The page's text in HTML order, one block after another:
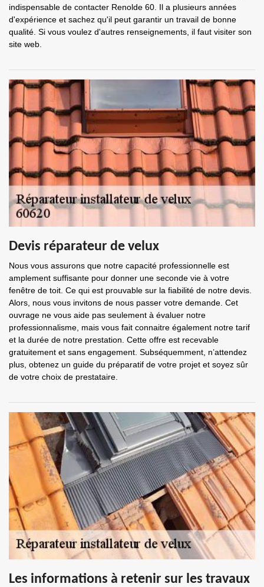
indispensable de contacter Renolde 60. Il a plusieurs années
d'expérience et sachez qu'il peut garantir un travail de bonne
qualité. Si vous voulez d'autres renseignements, il faut visiter son
site web.
Devis réparateur de velux
Nous vous assurons que notre capacité professionnelle est
amplement suffisante pour donner une seconde vie à votre
fenêtre de toit. Ce qui est prouvable sur la fiabilité de notre devis.
Alors, nous vous invitons de nous passer votre demande. Cet
ouvrage ne vous aide pas seulement à évaluer notre
professionnalisme, mais vous fait connaitre également notre tarif
et la durée de notre prestation. Cette offre est recevable
gratuitement et sans engagement. Subséquemment, n’attendez
plus, obtenez un guide du préparatif de votre projet et soyez sûr
de votre choix de prestataire.
Les informations à retenir sur les travaux